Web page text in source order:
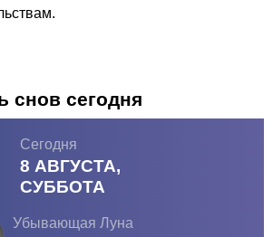
снов сегодня
Сегодня
8 АВГУСТА,
СУББОТА
Убывающая Луна